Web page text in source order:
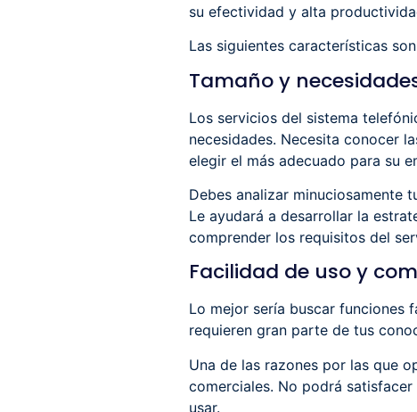
su efectividad y alta
Las siguientes características
Tamaño y
Los servicios del sistema
necesidades. Necesita conocer
elegir el más adecuado para su
Debes analizar minuciosamente
Le ayudará a desarrollar la
comprender los requisitos del
Facilidad de uso y
Lo mejor sería buscar funciones
requieren gran parte de tus
Una de las razones por las que
comerciales. No podrá
usar.